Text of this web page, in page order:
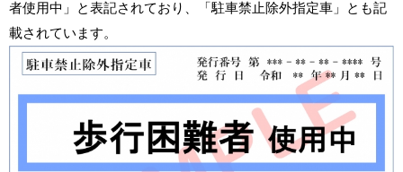
者使用中」と表記されており、「駐車禁止除外指定車」とも記
載されています。